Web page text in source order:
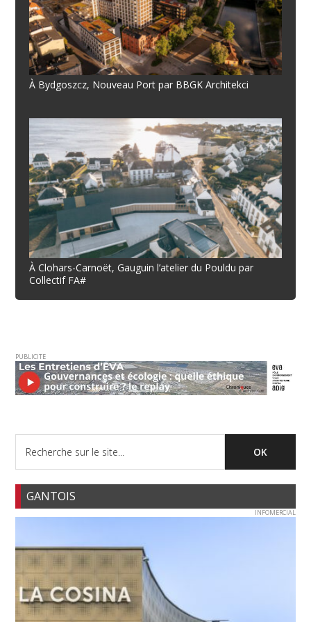
À Bydgoszcz, Nouveau Port par BBGK Architekci
À Clohars-Carnoët, Gauguin l’atelier du Pouldu par
Collectif FA#
PUBLICITE
GANTOIS
INFOMERCIAL